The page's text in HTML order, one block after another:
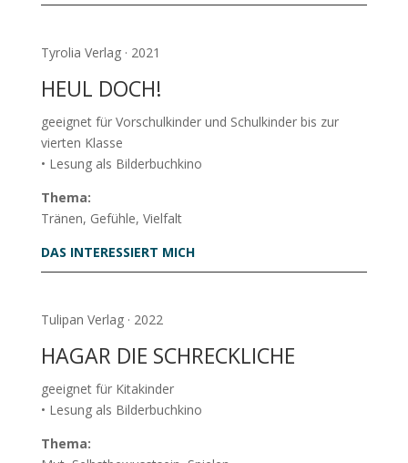
Tyrolia Verlag · 2021
HEUL DOCH!
geeignet für Vorschulkinder und Schulkinder bis zur
vierten Klasse
• Lesung als Bilderbuchkino
Thema:
Tränen, Gefühle, Vielfalt
DAS INTERESSIERT MICH
Tulipan Verlag · 2022
HAGAR DIE SCHRECKLICHE
geeignet für Kitakinder
• Lesung als Bilderbuchkino
Thema: